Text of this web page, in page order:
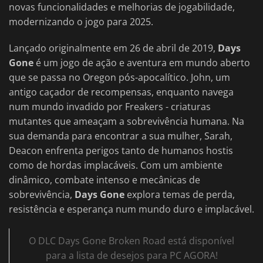
novas funcionalidades e melhorias de jogabilidade,
modernizando o jogo para 2025.
Lançado originalmente em 26 de abril de 2019, Days
Gone é um jogo de ação e aventura em mundo aberto
que se passa no Oregon pós-apocalítico. John, um
antigo caçador de recompensas, enquanto navega
num mundo invadido por Freakers - criaturas
mutantes que ameaçam a sobrevivência humana. Na
sua demanda para encontrar a sua mulher, Sarah,
Deacon enfrenta perigos tanto de humanos hostis
como de hordas implacáveis. Com um ambiente
dinâmico, combate intenso e mecânicas de
sobrevivência, Days Gone explora temas de perda,
resistência e esperança num mundo duro e implacável.
O DLC Days Gone Broken Road está disponível
para a lista de desejos para PC AGORA!